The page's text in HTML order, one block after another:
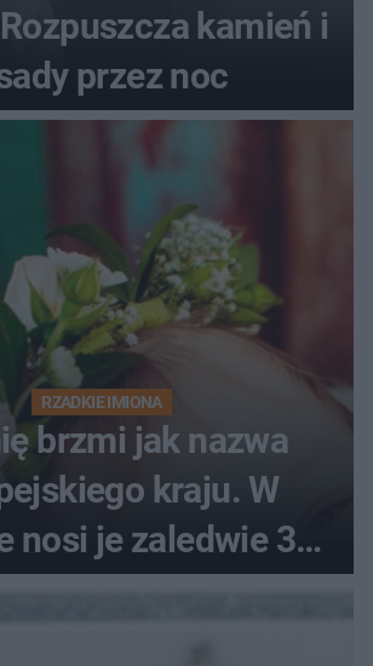
kamień i
przez noc
RZADKIE IMIONA
brzmi jak nazwa
kraju. W
nosi je zaledwie 3